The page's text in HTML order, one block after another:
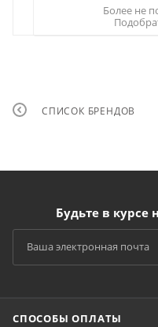
Более не
СПИСОК БРЕНДОВ
Будьте в курсе
СПОСОБЫ ОПЛАТЫ